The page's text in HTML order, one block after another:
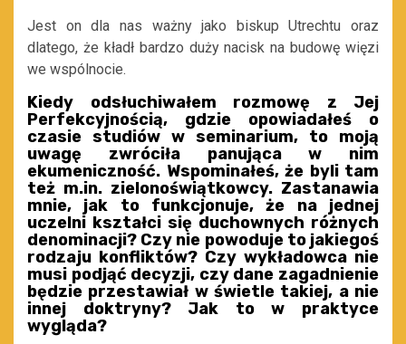
Jest on dla nas ważny jako biskup Utrechtu oraz
dlatego, że kładł bardzo duży nacisk na budowę więzi
we wspólnocie.
Kiedy odsłuchiwałem rozmowę z Jej
Perfekcyjnością, gdzie opowiadałeś o
czasie studiów w seminarium, to moją
uwagę zwróciła panująca w nim
ekumeniczność. Wspominałeś, że byli tam
też m.in. zielonoświątkowcy. Zastanawia
mnie, jak to funkcjonuje, że na jednej
uczelni kształci się duchownych różnych
denominacji? Czy nie powoduje to jakiegoś
rodzaju konfliktów? Czy wykładowca nie
musi podjąć decyzji, czy dane zagadnienie
będzie przestawiał w świetle takiej, a nie
innej doktryny? Jak to w praktyce
wygląda?